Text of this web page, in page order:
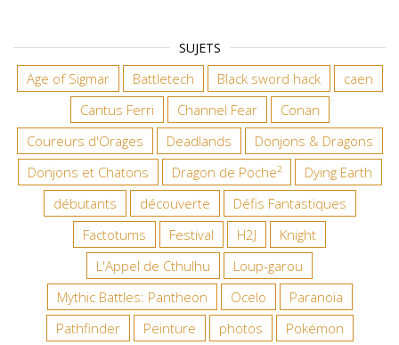
SUJETS
Age of Sigmar Battletech Black sword hack
caen
Cantus Ferri
Channel Fear
Conan
Coureurs d'Orages
Deadlands
Donjons & Dragons
Donjons et Chatons
Dragon de Poche²
Dying Earth
débutants
découverte
Défis Fantastiques
Factotums
Festival H2J
Knight
L'Appel de Cthulhu
Loup-garou
Mythic Battles: Pantheon
Ocelo
Paranoïa
Pathfinder
Peinture photos Pokémon